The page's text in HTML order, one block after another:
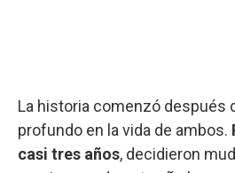
La historia comenzó después
profundo en la vida de ambos.
casi tres años, decidieron